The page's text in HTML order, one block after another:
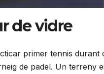
de vidre
primer tennis durant
de padel. Un